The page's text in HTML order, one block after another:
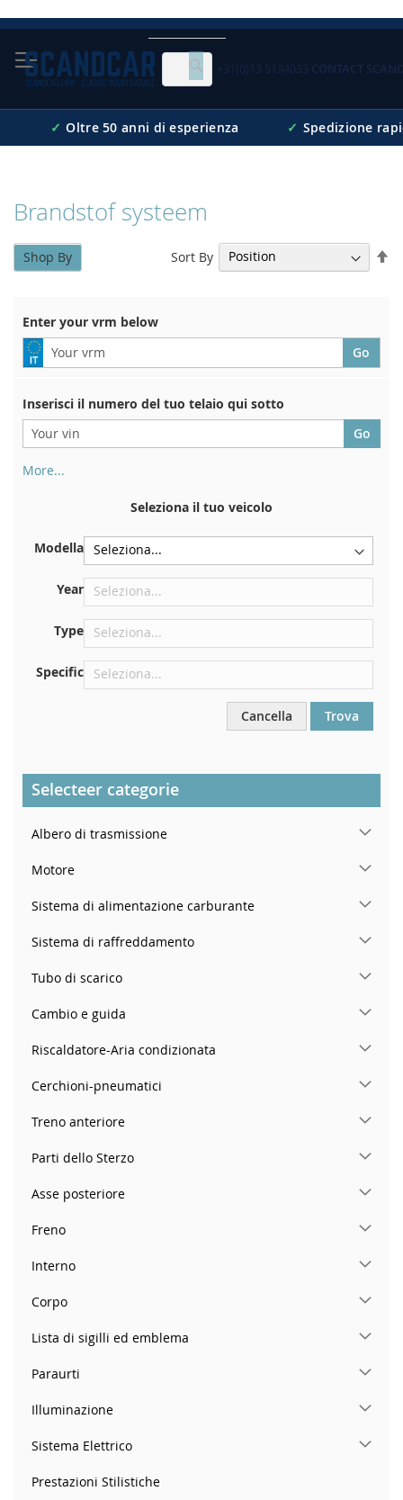
Skip
Content
Cerca
+31(0)13 5134033 CONTACT
✓ Oltre 50 anni di esperienza ✓ Spedizione
Brandstof systeem
Sort By
Enter your vrm below
Inserisci il numero del tuo telaio qui sotto
More...
immatricolazione. E anche in macchina
Sulla piastra inferiore del sedile anteriore destro
Centrare contro la paratia sotto il cofano
Proprio nel vano motore
Nel montante della portiera posteriore destra
Seleziona il tuo veicolo
Modella
Year
Type
Specific
Cancella Trova
Selecteer categorie
Albero di trasmissione
Motore
Sistema di alimentazione carburante
Sistema di raffreddamento
Tubo di scarico
Cambio e guida
Riscaldatore-Aria condizionata
Cerchioni-pneumatici
Treno anteriore
Parti dello Sterzo
Asse posteriore
Freno
Interno
Corpo
Lista di sigilli ed emblema
Paraurti
Illuminazione
Sistema Elettrico
Prestazioni Stilistiche
Shop By